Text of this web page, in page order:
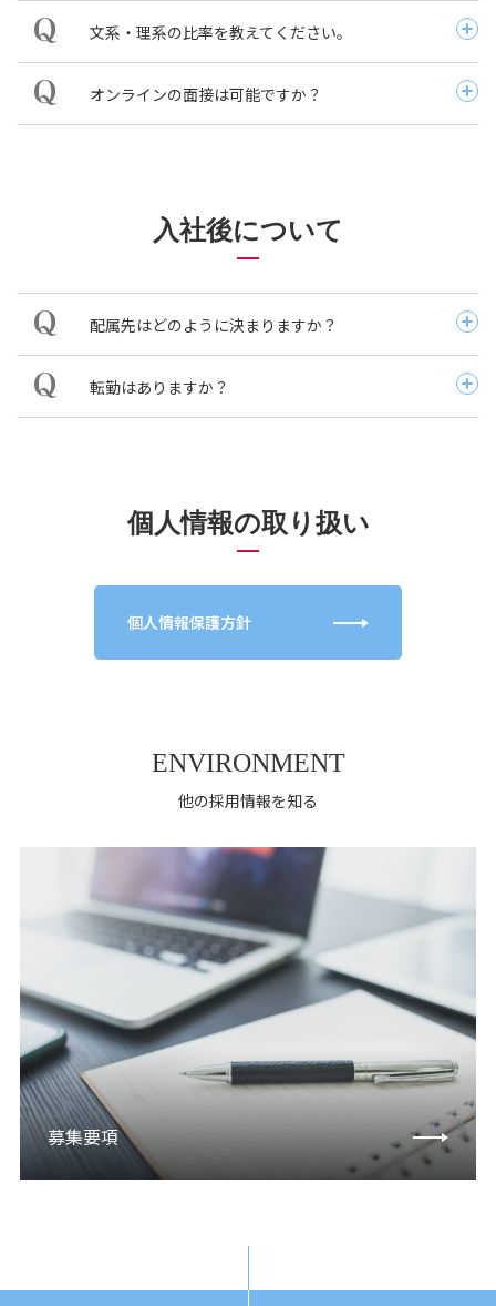
文系・理系の比率を教えてください。
オンラインの面接は可能ですか？
入社後について
配属先はどのように決まりますか？
転勤はありますか？
個人情報の取り扱い
個人情報保護方針
ENVIRONMENT
他の採用情報を知る
募集要項